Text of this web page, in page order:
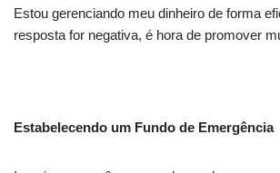
Estou gerenciando meu dinheiro de forma
resposta for negativa, é hora de promover
Estabelecendo um Fundo de Emergência